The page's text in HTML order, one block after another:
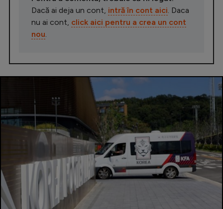
Dacă ai deja un cont, intră în cont aici . Daca
nu ai cont, click aici pentru a crea un cont
nou